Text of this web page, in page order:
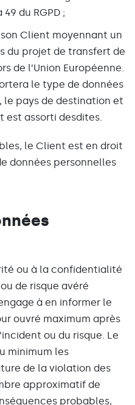
du RGPD ;
Client moyennant un
du projet de transfert de
de l’Union Européenne.
le type de données
pays de destination et
est assorti desdites.
le Client est en droit
données personnelles
ou à la confidentialité
de risque avéré
à en informer le
ouvré maximum après
ou du risque. Le
minimum les
de la violation des
approximatif de
probables,